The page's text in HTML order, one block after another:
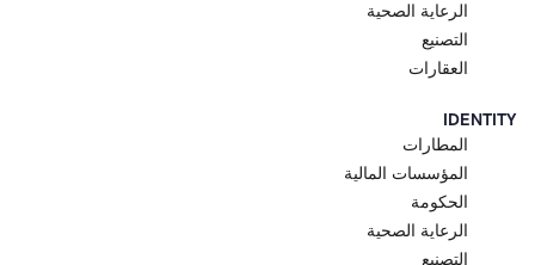
الرعاية الصحية
التصنيع
العقارات
IDENTITY
المطارات
المؤسسات المالية
الحكومة
الرعاية الصحية
التصنيع